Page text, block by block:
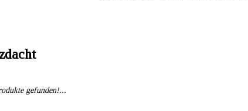
gefunden!...